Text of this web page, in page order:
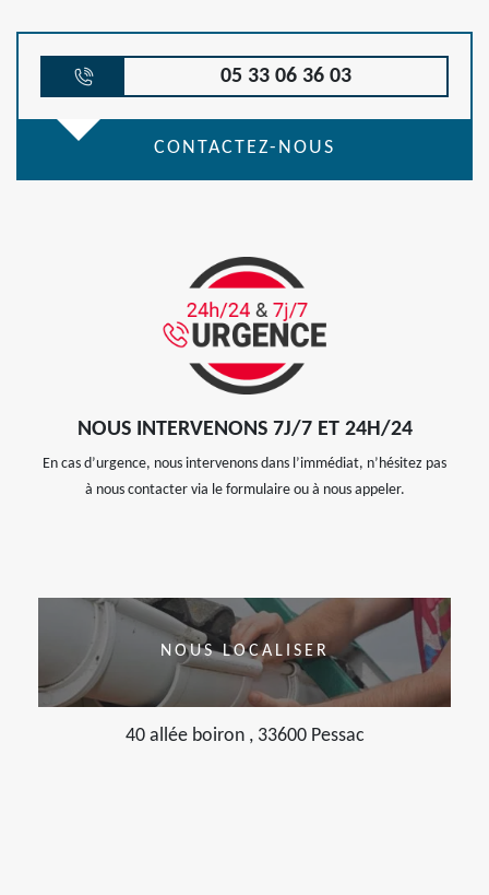
05 33 06 36 03
CONTACTEZ-NOUS
NOUS INTERVENONS 7J/7 ET 24H/24
En cas d’urgence, nous intervenons dans l’immédiat, n’hésitez pas
à nous contacter via le formulaire ou à nous appeler.
NOUS LOCALISER
40 allée boiron , 33600 Pessac